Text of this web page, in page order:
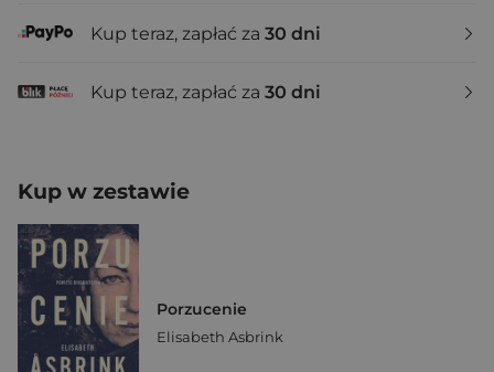
Kup teraz, zapłać za 30 dni
Kup teraz, zapłać za 30 dni
Kup w zestawie
Porzucenie
Elisabeth Asbrink